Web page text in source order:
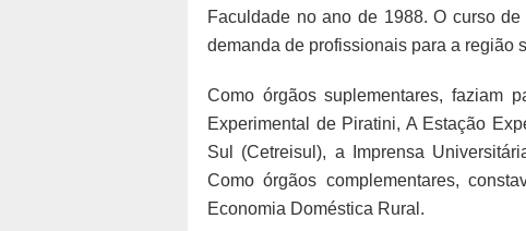
Faculdade no ano de 1988. O curso
demanda de profissionais para a região
Como órgãos suplementares, faziam
Experimental de Piratini, A Estação
Sul (Cetreisul), a Imprensa
Como órgãos complementares,
Economia Doméstica Rural.